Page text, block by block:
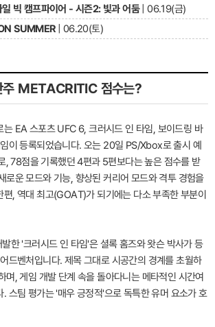
빅 캠프파이어 - 시즌2: 빛과 어둠| 06.19(금)
SUMMER| 06.20(토)
주 METACRITIC 점수는?
는 EA 스포츠 UFC 6, 크러시드 인 타임, 보이드링 바
이 등록되었습니다. 오는 20일 PS/Xbox로 출시 예
, 78점을 기록했던 4편과 5편보다는 높은 점수를 받
로운 모드와 기능, 향상된 커리어 모드와 격투 경험을
편, 역대 최고(GOAT)가 되기에는 다소 부족한 부분이
한 '크러시드 인 타임'은 셜록 홈즈와 왓슨 박사가 등
드벤처입니다. 제목 그대로 시공간의 경계를 초월하
며, 게임 개발 단계 속을 돌아다니는 메타적인 시간여
스팀 평가는 '매우 긍정적'으로 독특한 유머 요소가 호